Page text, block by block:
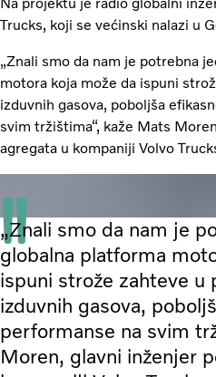
Na projektu je radio globalni
Trucks, koji se većinski nalazi u
„Znali smo da nam je potrebna
motora koja može da ispuni
izduvnih gasova, poboljša
svim tržištima“, kaže Mats
agregata u kompaniji Volvo
„Znali smo da nam je
globalna platforma
ispuni strože zahteve u
izduvnih gasova,
performanse na svim
Moren, glavni inženjer